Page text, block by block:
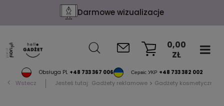
Darmowe wizualizacje
Obsługa PL +48 733 367 006 Сервіс УКР +48 733 382 002
0,00
ZŁ
Wstecz Jesteś tutaj: Gadżety reklamowe Gadżety kosmetyczne i